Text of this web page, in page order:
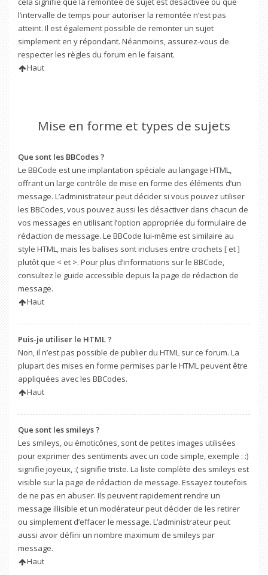
l’intervalle de temps pour autoriser la remontée n’est pas
atteint. Il est également possible de remonter un sujet
simplement en y répondant. Néanmoins, assurez-vous de
respecter les règles du forum en le faisant.
Haut
Mise en forme et types de sujets
Que sont les BBCodes ?
Le BBCode est une implantation spéciale au langage HTML,
offrant un large contrôle de mise en forme des éléments d’un
message. L’administrateur peut décider si vous pouvez utiliser
les BBCodes, vous pouvez aussi les désactiver dans chacun de
vos messages en utilisant l’option appropriée du formulaire de
rédaction de message. Le BBCode lui-même est similaire au
style HTML, mais les balises sont incluses entre crochets [ et ]
plutôt que < et >. Pour plus d’informations sur le BBCode,
consultez le guide accessible depuis la page de rédaction de
message.
Haut
Puis-je utiliser le HTML ?
Non, il n’est pas possible de publier du HTML sur ce forum. La
plupart des mises en forme permises par le HTML peuvent être
appliquées avec les BBCodes.
Haut
Que sont les smileys ?
Les smileys, ou émoticônes, sont de petites images utilisées
pour exprimer des sentiments avec un code simple, exemple : :)
signifie joyeux, :( signifie triste. La liste complète des smileys est
visible sur la page de rédaction de message. Essayez toutefois
de ne pas en abuser. Ils peuvent rapidement rendre un
message illisible et un modérateur peut décider de les retirer
ou simplement d’effacer le message. L’administrateur peut
aussi avoir défini un nombre maximum de smileys par
message.
Haut